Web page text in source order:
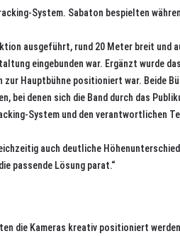
System. Sabaton bespielten
ausgeführt, rund 20 Meter breit
eingebunden war. Ergänzt wurde
zur Hauptbühne positioniert war. Beide
bei denen sich die Band durch das
System und den verantwortlichen
auch deutliche
passende Lösung parat.“
die Kameras kreativ positioniert